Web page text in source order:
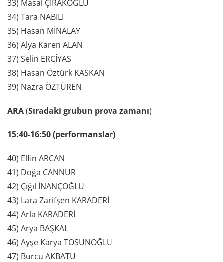
33) Masal ÇIRAKOĞLU
34) Tara NABILI
35) Hasan MİNALAY
36) Alya Karen ALAN
37) Selin ERCİYAS
38) Hasan Öztürk KASKAN
39) Nazra ÖZTÜREN
ARA(Sıradaki grubun prova zamanı)
15:40-16:50 (performanslar)
40) Elfin ARCAN
41) Doğa CANNUR
42) Çığıl İNANÇOĞLU
43) Lara Zarifşen KARADERİ
44) Arla KARADERİ
45) Arya BAŞKAL
46) Ayşe Karya TOSUNOĞLU
47) Burcu AKBATU